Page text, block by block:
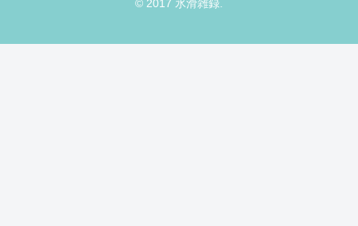
© 2017 氷滑雑録.